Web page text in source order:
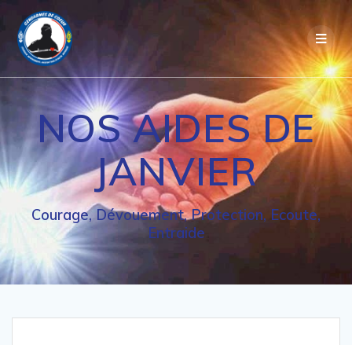
NOS AIDES DE
JANVIER
Courage, Dévouement, Protection, Ecoute,
Entraide